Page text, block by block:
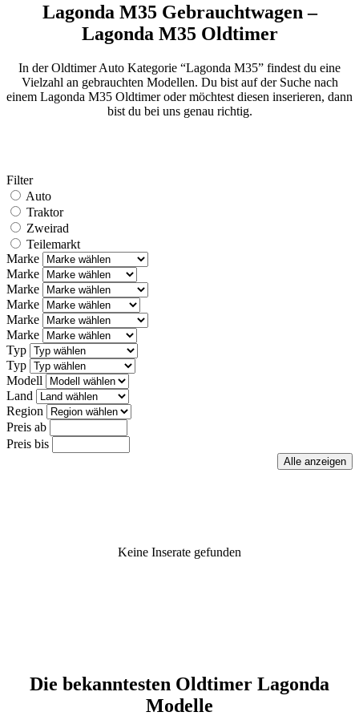
Lagonda M35 Gebrauchtwagen –
Lagonda M35 Oldtimer
In der Oldtimer Auto Kategorie “Lagonda M35” findest du eine
Vielzahl an gebrauchten Modellen. Du bist auf der Suche nach
einem Lagonda M35 Oldtimer oder möchtest diesen inserieren, dann
bist du bei uns genau richtig.
Filter
Auto
Traktor
Zweirad
Teilemarkt
Marke
Marke
Marke
Marke
Marke
Marke
Typ
Typ
Modell
Land
Region
Preis ab
Preis bis
Keine Inserate gefunden
Die bekanntesten Oldtimer Lagonda
Modelle